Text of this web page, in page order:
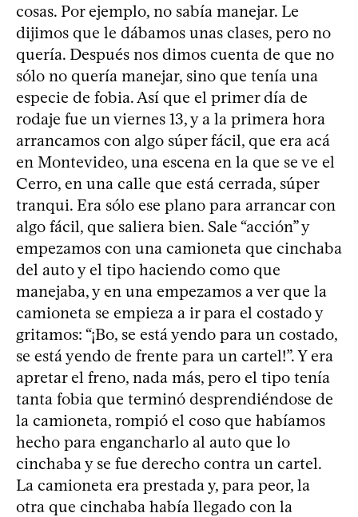
cosas. Por ejemplo, no sabía manejar. Le
dijimos que le dábamos unas clases, pero no
quería. Después nos dimos cuenta de que no
sólo no quería manejar, sino que tenía una
especie de fobia. Así que el primer día de
rodaje fue un viernes 13, y a la primera hora
arrancamos con algo súper fácil, que era acá
en Montevideo, una escena en la que se ve el
Cerro, en una calle que está cerrada, súper
tranqui. Era sólo ese plano para arrancar con
algo fácil, que saliera bien. Sale “acción” y
empezamos con una camioneta que cinchaba
del auto y el tipo haciendo como que
manejaba, y en una empezamos a ver que la
camioneta se empieza a ir para el costado y
gritamos: “¡Bo, se está yendo para un costado,
se está yendo de frente para un cartel!”. Y era
apretar el freno, nada más, pero el tipo tenía
tanta fobia que terminó desprendiéndose de
la camioneta, rompió el coso que habíamos
hecho para engancharlo al auto que lo
cinchaba y se fue derecho contra un cartel.
La camioneta era prestada y, para peor, la
otra que cinchaba había llegado con la